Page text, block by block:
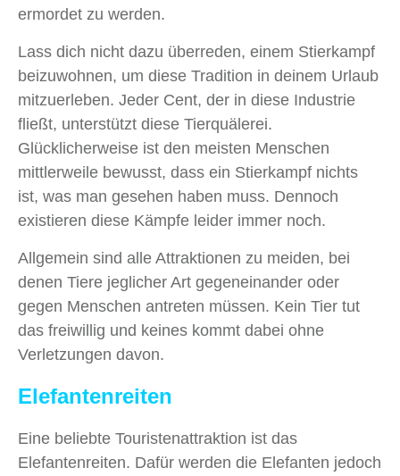
ermordet zu werden.
Lass dich nicht dazu überreden, einem Stierkampf
beizuwohnen, um diese Tradition in deinem Urlaub
mitzuerleben. Jeder Cent, der in diese Industrie
fließt, unterstützt diese Tierquälerei.
Glücklicherweise ist den meisten Menschen
mittlerweile bewusst, dass ein Stierkampf nichts
ist, was man gesehen ​haben muss. Dennoch
existieren diese Kämpfe leider immer noch.
Allgemein sind alle Attraktionen zu meiden, bei
denen Tiere jeglicher Art gegeneinander oder
gegen Menschen antreten müssen. Kein Tier tut
das freiwillig und keines kommt dabei ohne
Verletzungen davon.
Elefantenreiten
Eine beliebte Touristenattraktion ist das
Elefantenreiten. Dafür werden die Elefanten jedoch